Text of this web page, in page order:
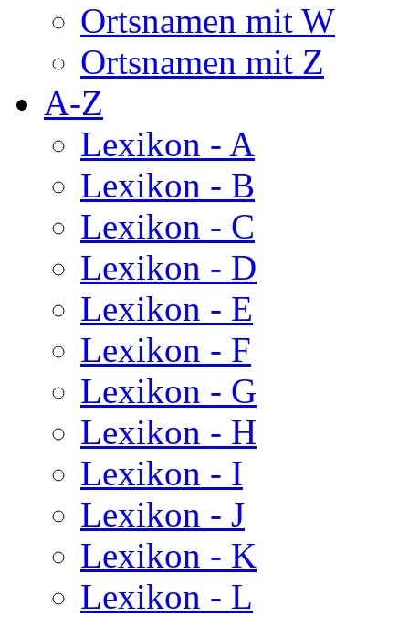
Ortsnamen mit W
Ortsnamen mit Z
A-Z
Lexikon - A
Lexikon - B
Lexikon - C
Lexikon - D
Lexikon - E
Lexikon - F
Lexikon - G
Lexikon - H
Lexikon - I
Lexikon - J
Lexikon - K
Lexikon - L